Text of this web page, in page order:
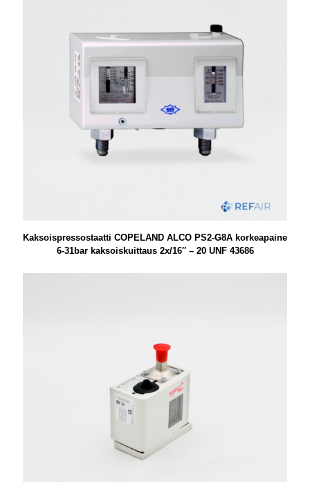
Kaksoispressostaatti COPELAND ALCO PS2-G8A korkeapaine
6-31bar kaksoiskuittaus 2x/16″ – 20 UNF 43686